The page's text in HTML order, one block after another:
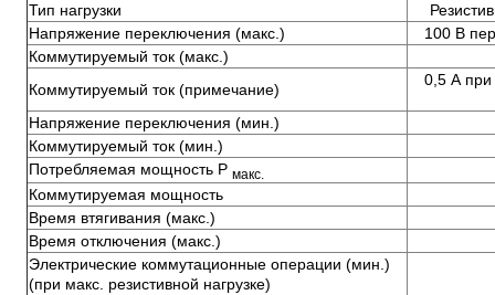
Тип нагрузки
Напряжение переключения (макс.)
100 В
Коммутируемый ток (макс.)
Коммутируемый ток (примечание)
0,5 А при
Напряжение переключения (мин.)
Коммутируемый ток (мин.)
Потребляемая мощность P макс.
Коммутируемая мощность
Время втягивания (макс.)
Время отключения (макс.)
Электрические коммутационные операции (мин.)
(при макс. резистивной нагрузке)